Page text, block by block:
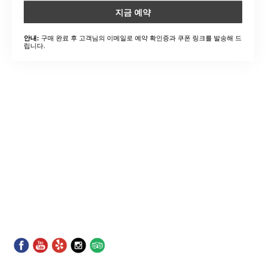
지금 예약
안내: 구매 완료 후 고객님의 이메일로 예약 확인증과 쿠폰 링크를 발송해 드
립니다.